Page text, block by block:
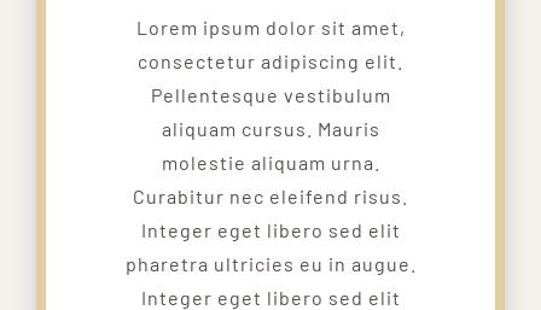
Lorem ipsum dolor sit amet,
consectetur adipiscing elit.
Pellentesque vestibulum
aliquam cursus. Mauris
molestie aliquam urna.
Curabitur nec eleifend risus.
Integer eget libero sed elit
pharetra ultricies eu in augue.
Integer eget libero sed elit